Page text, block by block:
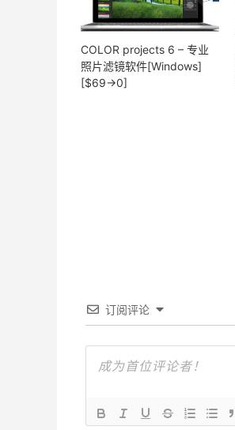
COLOR projects 6 – 专业
照片滤镜软件[Windows]
[$69→0]
订阅评论